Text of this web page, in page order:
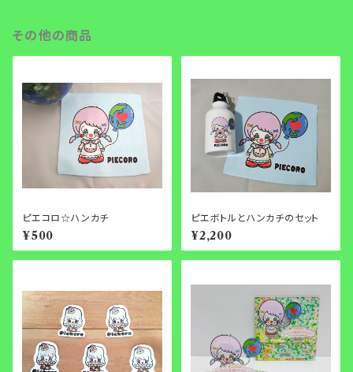
その他の商品
ピエコロ☆ハンカチ
¥500
ピエボトルとハンカチのセット
¥2,200